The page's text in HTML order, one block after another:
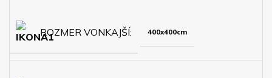
ROZMER VONKAJŠÍ 400x400cm